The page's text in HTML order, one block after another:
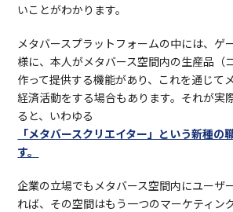
いことがわかります。
メタバースプラットフォームの中には、ゲ
様に、本人がメタバース空間内の生産品（
作って提供する機能があり、これを通じて
経済活動をする場合もあります。それが実
ると、いわゆる
「メタバースクリエイター」という新種の
す。
企業の立場でもメタバース空間内にユーザ
れば、その空間はもう一つのマーケティン